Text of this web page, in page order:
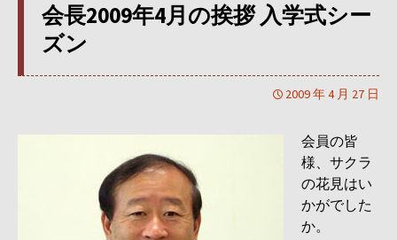
会長2009年4月の挨拶 入学式シー
ズン
2009 年 4 月 27 日
会員の皆
様、サクラ
の花見はい
かがでした
か。